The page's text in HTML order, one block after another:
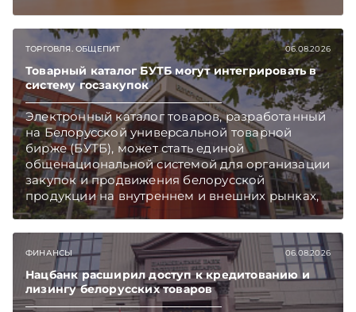
Подписывайтесь на Telegram‑канал и Viber.
Главное об экономике Беларуси — раньше,
чем в новостях TelegramViber
ТОРГОВЛЯ. ОБЩЕПИТ 06.08.2026
Товарный каталог БУТБ могут интегрировать в
систему госзакупок
Электронный каталог товаров, разработанный
на Белорусской универсальной товарной
бирже (БУТБ), может стать единой
общенациональной системой для организации
закупок и продвижения белорусской
продукции на внутреннем и внешних рынках,
сообщает пресс-служба МАРТ.
Главное об экономике Беларуси — раньше,
чем в новостях TelegramViber
ФИНАНСЫ 06.08.2026
Нацбанк расширил доступ к кредитованию и
лизингу белорусских товаров